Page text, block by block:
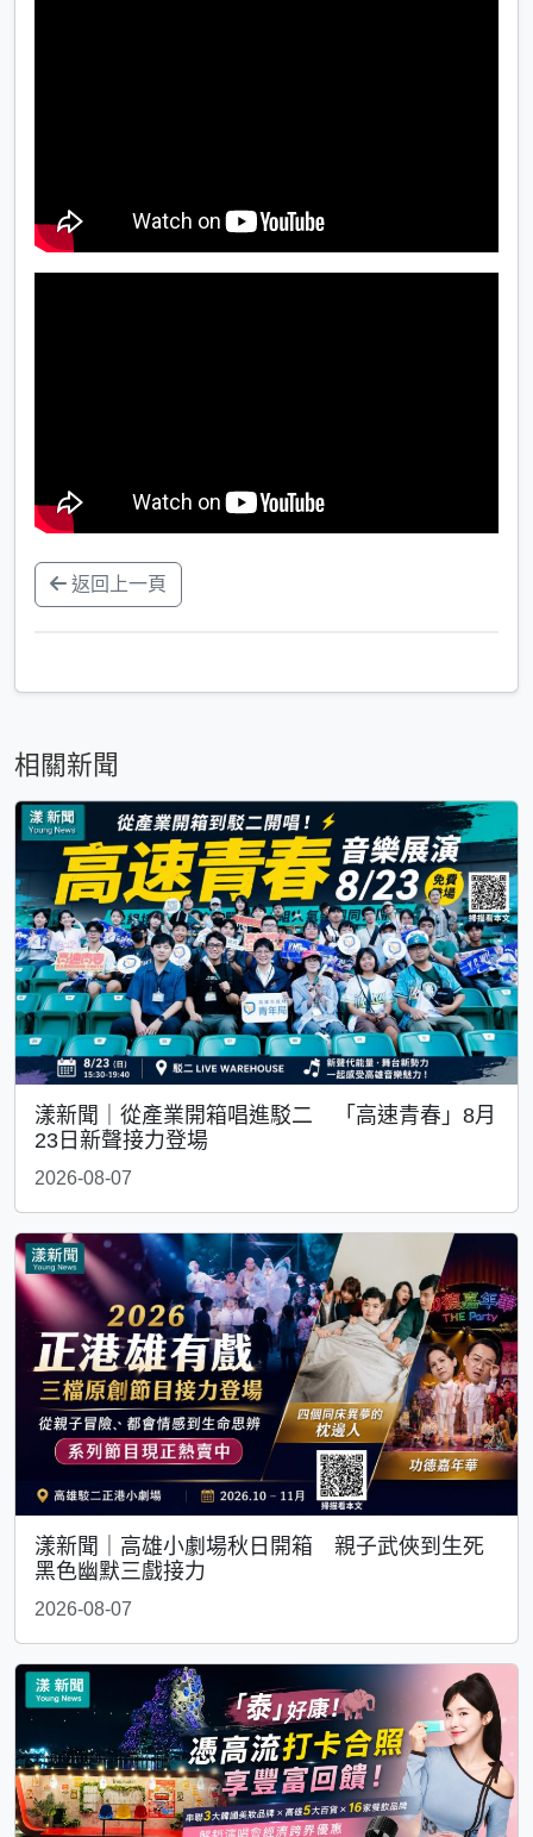
返回上一頁
相關新聞
漾新聞｜從產業開箱唱進駁二 「高速青春」8月
23日新聲接力登場
2026-08-07
漾新聞｜高雄小劇場秋日開箱 親子武俠到生死
黑色幽默三戲接力
2026-08-07